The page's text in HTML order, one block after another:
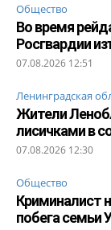
Общество
Во время
Росгвардии
07.08.2026 12:51
Ленинградская
Жители
лисичками в
07.08.2026 12:30
Общество
Криминалист
побега семьи